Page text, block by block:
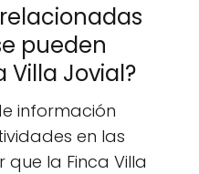
pueden
Villa Jovial?
información
en las
la Finca Villa